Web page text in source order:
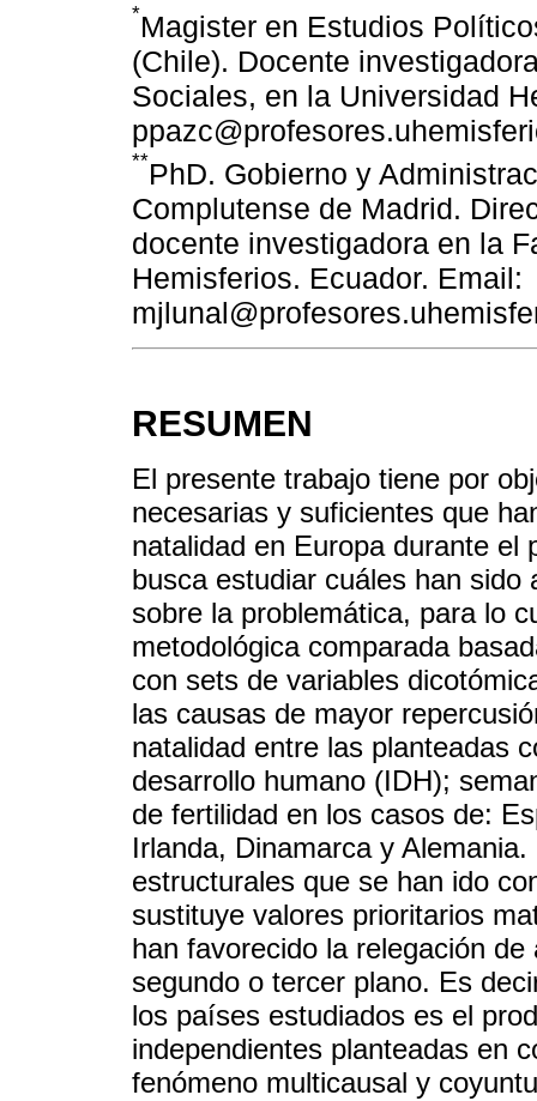
*Magister en Estudios
(Chile). Docente
Sociales, en la Universidad
**PhD. Gobierno y
Complutense de Madrid.
docente investigadora en la
Hemisferios. Ecuador. Email:
RESUMEN
El presente trabajo tiene por
necesarias y suficientes que
natalidad en Europa durante el
busca estudiar cuáles han
sobre la problemática, para lo
metodológica comparada
con sets de variables
las causas de mayor
natalidad entre las planteadas
desarrollo humano (IDH);
de fertilidad en los casos de:
Irlanda, Dinamarca y
estructurales que se han ido
sustituye valores prioritarios
han favorecido la relegación
segundo o tercer plano. Es
los países estudiados es el
independientes planteadas en
fenómeno multicausal y